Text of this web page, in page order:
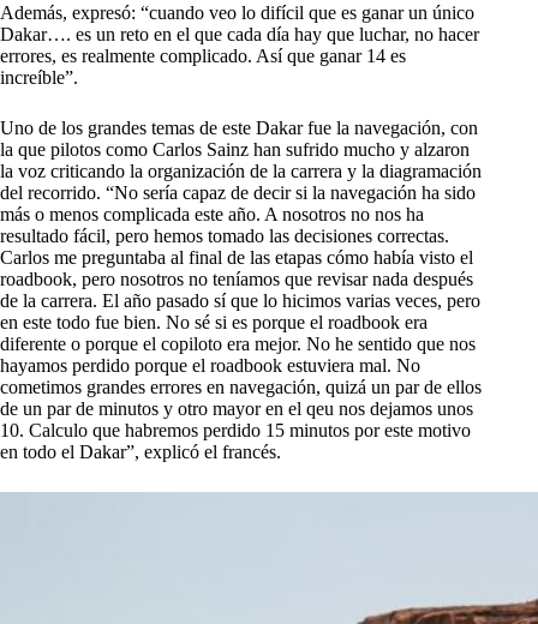
Además, expresó: “cuando veo lo difícil que es ganar un único
Dakar…. es un reto en el que cada día hay que luchar, no hacer
errores, es realmente complicado. Así que ganar 14 es
increíble”.
Uno de los grandes temas de este Dakar fue la navegación, con
la que pilotos como Carlos Sainz han sufrido mucho y alzaron
la voz criticando la organización de la carrera y la diagramación
del recorrido. “No sería capaz de decir si la navegación ha sido
más o menos complicada este año. A nosotros no nos ha
resultado fácil, pero hemos tomado las decisiones correctas.
Carlos me preguntaba al final de las etapas cómo había visto el
roadbook, pero nosotros no teníamos que revisar nada después
de la carrera. El año pasado sí que lo hicimos varias veces, pero
en este todo fue bien. No sé si es porque el roadbook era
diferente o porque el copiloto era mejor. No he sentido que nos
hayamos perdido porque el roadbook estuviera mal. No
cometimos grandes errores en navegación, quizá un par de ellos
de un par de minutos y otro mayor en el qeu nos dejamos unos
10. Calculo que habremos perdido 15 minutos por este motivo
en todo el Dakar”, explicó el francés.